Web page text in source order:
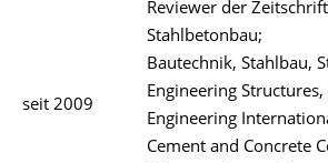
seit 2009
Reviewer der
Stahlbetonbau;
Bautechnik, Stahlbau,
Engineering
Engineering
Cement and Concrete